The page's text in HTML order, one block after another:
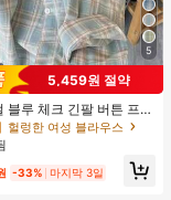
5
5,459원 절약
블루 체크 긴팔 버튼 프론
셔츠, 레귤러 핏, 봄 의
타일
헐렁한 여성 블라우스
-33% 마지막 3일